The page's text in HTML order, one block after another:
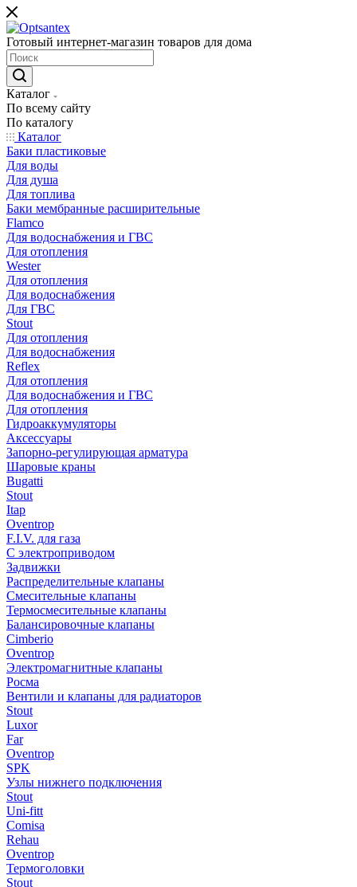
Готовый интернет-магазин товаров для дома
Каталог
По всему сайту
По каталогу
Каталог
Баки пластиковые
Для воды
Для душа
Для топлива
Баки мембранные расширительные
Flamco
Для водоснабжения и ГВС
Для отопления
Wester
Для отопления
Для водоснабжения
Для ГВС
Stout
Для отопления
Для водоснабжения
Reflex
Для отопления
Для водоснабжения и ГВС
Для отопления
Гидроаккумуляторы
Аксессуары
Запорно-регулирующая арматура
Шаровые краны
Bugatti
Stout
Itap
Oventrop
F.I.V. для газа
С электроприводом
Задвижки
Распределительные клапаны
Cмесительные клапаны
Термосмесительные клапаны
Балансировочные клапаны
Cimberio
Oventrop
Электромагнитные клапаны
Росма
Вентили и клапаны для радиаторов
Stout
Luxor
Far
Oventrop
SPK
Узлы нижнего подключения
Stout
Uni-fitt
Comisa
Rehau
Oventrop
Термоголовки
Stout